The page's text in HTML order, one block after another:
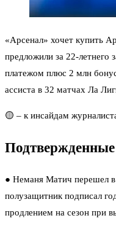
«Арсенал» хочет купить
предложили за 22-
платежом плюс 2 млн
ассиста в 32 матчах Ла
🟡 – к инсайдам
● Неманя Матич перешел в
полузащитник подписал
продлением на сезон при